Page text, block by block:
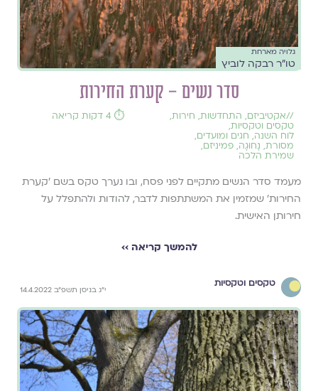
גלויה מארחת
טו"ר רבקה לוביץ
סדר נשים – קערת החירות
//אקטיביזם, התחדשות, חירות,
טקסים וטקסיות,
לוח השנה, חגים ומועדים,
מסורת, נָחוּגָה, פמיניזם,
שמירת הלכה
⏱️ 4 דקות קריאה
מעמד סדר הנשים מתקיים לפני פסח, ובו נערך טקס בשם 'קערת
החירות' שמזמין את המשתתפות לדבר, להודות ולהתפלל על
חירותן האישית.
להמשך קריאה ››
טקסים וטקסיות
י״ג בניסן תשפ״ב 14.4.2022